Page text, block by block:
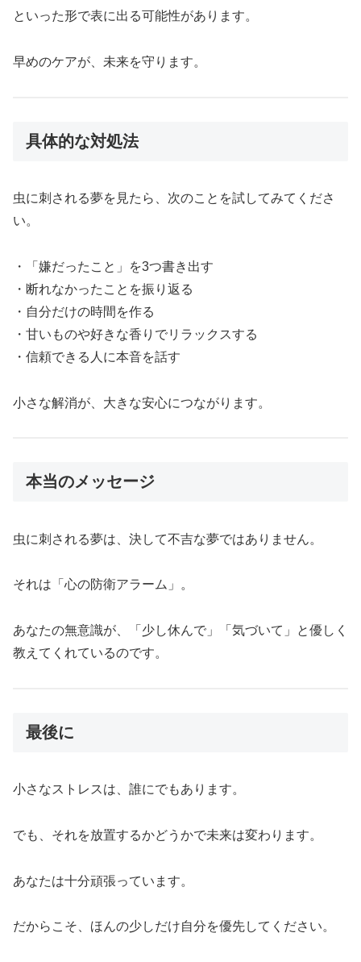
といった形で表に出る可能性があります。
早めのケアが、未来を守ります。
具体的な対処法
虫に刺される夢を見たら、次のことを試してみてくださ
い。
・「嫌だったこと」を3つ書き出す
・断れなかったことを振り返る
・自分だけの時間を作る
・甘いものや好きな香りでリラックスする
・信頼できる人に本音を話す
小さな解消が、大きな安心につながります。
本当のメッセージ
虫に刺される夢は、決して不吉な夢ではありません。
それは「心の防衛アラーム」。
あなたの無意識が、「少し休んで」「気づいて」と優しく
教えてくれているのです。
最後に
小さなストレスは、誰にでもあります。
でも、それを放置するかどうかで未来は変わります。
あなたは十分頑張っています。
だからこそ、ほんの少しだけ自分を優先してください。